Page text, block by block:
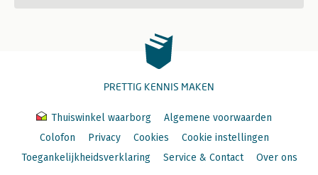
PRETTIG KENNIS MAKEN
Thuiswinkel waarborg
Algemene voorwaarden
Colofon
Privacy Cookies
Cookie instellingen
Toegankelijkheidsverklaring
Service & Contact Over ons